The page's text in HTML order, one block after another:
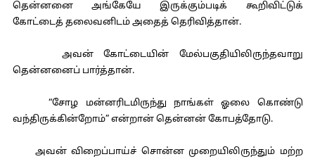
தென்னனை அங்கேயே இருக்கும்படிக் கூறிவிட்டுக்
கோட்டைத் தலைவனிடம் அதைத் தெரிவித்தான்.
அவன் கோட்டையின் மேல்பகுதியிலிருந்தவாறு
தென்னனைப் பார்த்தான்.
“சோழ மன்னரிடமிருந்து நாங்கள் ஓலை கொண்டு
வந்திருக்கின்றோம்” என்றான் தென்னன் கோபத்தோடு.
அவன் விறைப்பாய்ச் சொன்ன முறையிலிருந்தும் மற்ற